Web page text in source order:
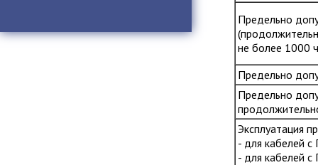
Предельно
не более 1000
Предельно
Предельно
Эксплуатация
- для кабелей
- для кабелей